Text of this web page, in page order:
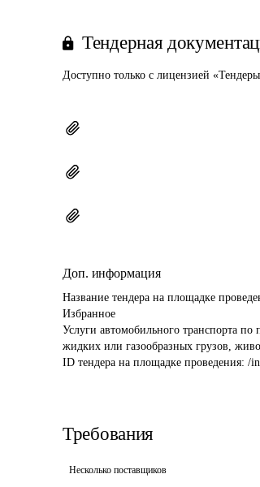
Тендерная
Доступно только с лицензией
Доп. информация
Название тендера на площадке
Избранное
Услуги автомобильного транспорта
жидких или газообразных грузов,
ID тендера на площадке проведения: /
Требования
Несколько поставщиков